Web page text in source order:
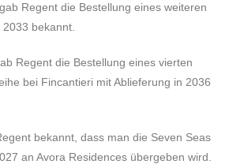
Regent die Bestellung eines weiteren
bekannt.
Regent die Bestellung eines vierten
bei Fincantieri mit Ablieferung in 2036
bekannt, dass man die Seven Seas
an Avora Residences übergeben wird.